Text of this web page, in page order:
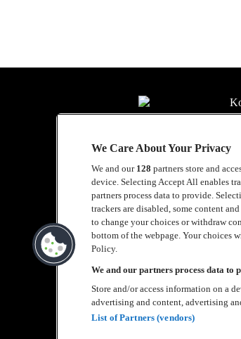
We Care About Your Privacy
We and our 128 partners store and
device. Selecting Accept All enables
partners process data to provide.
trackers are disabled, some content
to change your choices or withdraw
bottom of the webpage. Your choices
Policy.
We and our partners process data to
Store and/or access information on a
advertising and content, advertising
List of Partners (vendors)